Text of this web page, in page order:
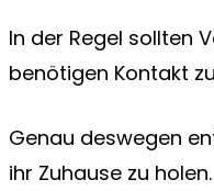
In der Regel sollten
benötigen Kontakt
Genau deswegen
ihr Zuhause zu holen.